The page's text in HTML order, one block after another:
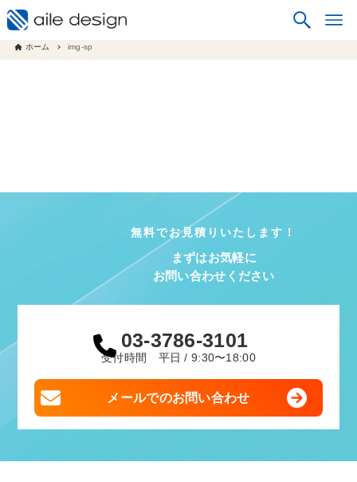
ホーム img-sp
無料でお見積りいたします！
まずはお気軽に
お問い合わせください
03-3786-3101
受付時間 平日 / 9:30〜18:00
メールでのお問い合わせ